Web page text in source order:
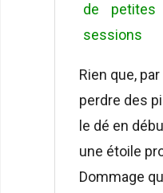
de petites
sessions
Rien que,
perdre des
le dé en
une étoile
Dommage